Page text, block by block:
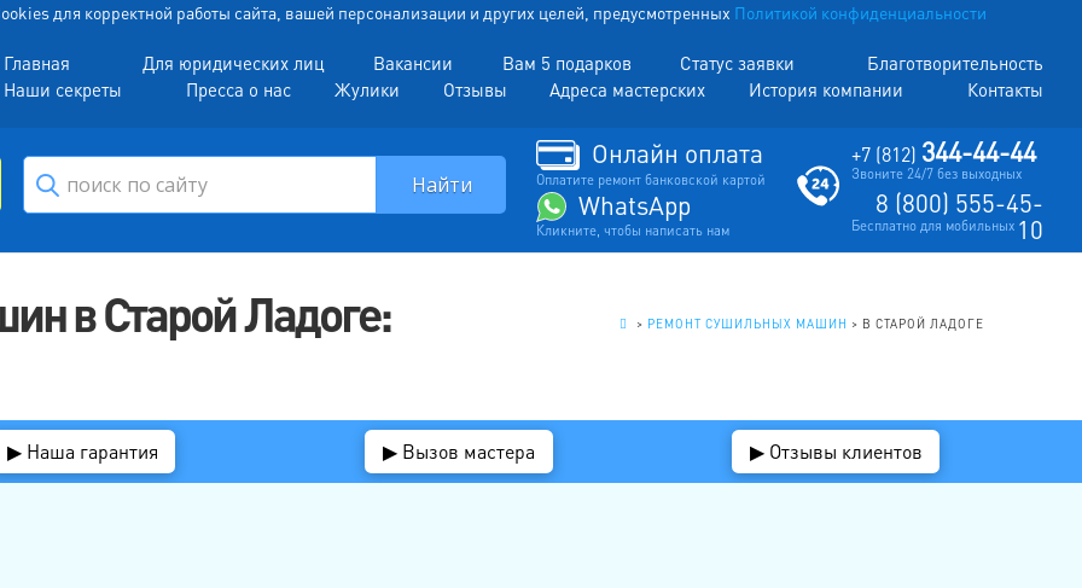
для корректной работы сайта, вашей персонализации и других целей, предусмотренных Политикой конфиденциальности
Главная Для юридических лиц Вакансии Вам 5 подарков Статус заявки
Благотворительность
Наши секреты
Пресса о нас Жулики Отзывы Адреса мастерских История компании Контакты
Онлайн оплата
Оплатите ремонт банковской картой
WhatsApp
Кликните, чтобы написать нам
+7 (812) 344-44-44
Звоните 24/7 без выходных
8 (800) 555-45-
10
Бесплатно для мобильных
в Старой Ладоге: > РЕМОНТ СУШИЛЬНЫХ МАШИН > В СТАРОЙ ЛАДОГЕ
▶ Наша гарантия ▶ Вызов мастера ▶ Отзывы клиентов